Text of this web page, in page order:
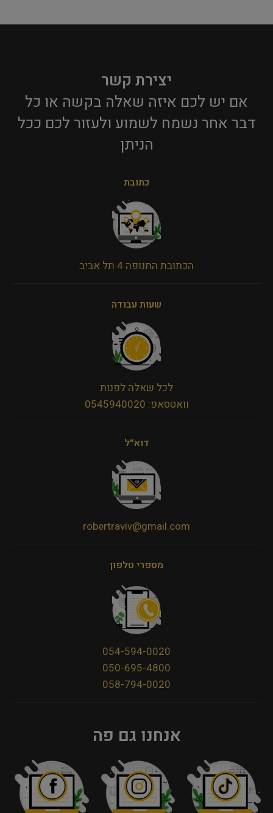
יצירת קשר
אם יש לכם איזה שאלה בקשה או כל
דבר אחר נשמח לשמוע ולעזור לכם ככל
הניתן​
כתובת
הכתובת התנופה 4 תל אביב
שעות עבודה
לכל שאלה לפנות
וואטסאפ: 0545940020
דוא״ל
robertraviv@gmail.com
מספרי טלפון
054-594-0020
050-695-4800
058-794-0020
אנחנו גם פה